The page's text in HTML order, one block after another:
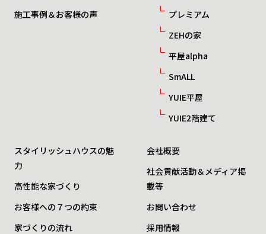
施工事例＆お客様の声
プレミアム
ZEHの家
平屋alpha
SmALL
YUIE平屋
YUIE2階建て
スタイリッシュハウスの魅
力
高性能な家づくり
お客様への７つの約束
家づくりの流れ
会社概要
社会貢献活動＆メディア掲
載等
お問い合わせ
採用情報